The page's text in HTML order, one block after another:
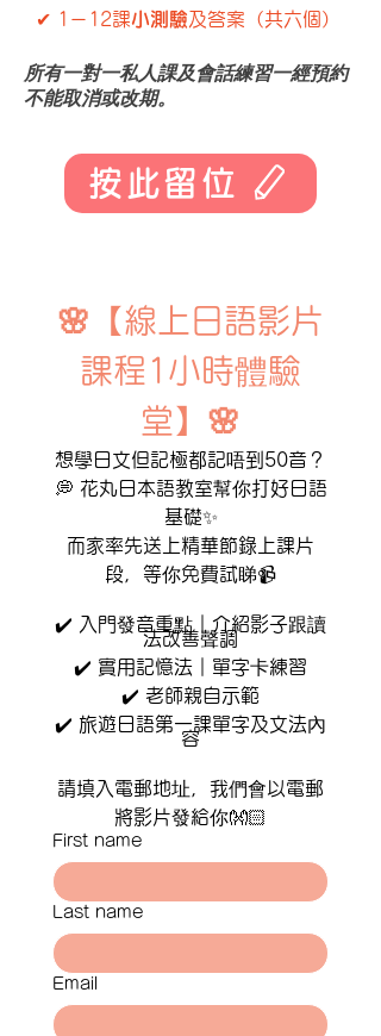
✔ 1－12課小測驗及答案（共六個）
所有一對一私人課及會話練習一經預約
不能取消或改期。
按此留位
🌸【線上日語影片
課程1小時體驗
堂 】🌸
想學日文但記極都記唔到50音？
💭 花丸日本語教室幫你打好日語
基礎✨
而家率先送上精華節錄上課片
段，等你免費試睇📹
✔️ 入門發音重點｜介紹影子跟讀
法改善聲調
✔️ 實用記憶法｜單字卡練習
✔️ 老師親自示範
✔️ 旅遊日語第一課單字及文法內
容
請填入電郵地址，我們會以電郵
將影片發給你👐🏻
First name
Last name
Email